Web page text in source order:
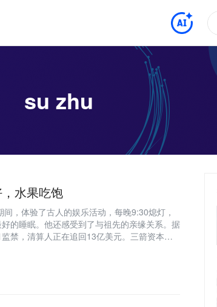
su zhu
水果吃饱
，体验了古人的娱乐活动，每晚9:30熄灯，
的睡眠。他还感受到了与祖先的亲缘关系。据
禁，清算人正在追回13亿美元。三箭资本是